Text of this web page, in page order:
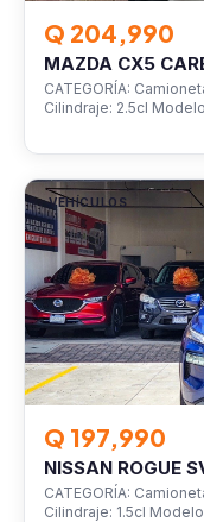
Q 204,990
MAZDA CX5
CATEGORÍA:
Cilindraje: 2.5cl
VEHÍCULOS
Q 197,990
NISSAN ROGUE
CATEGORÍA:
Cilindraje: 1.5cl